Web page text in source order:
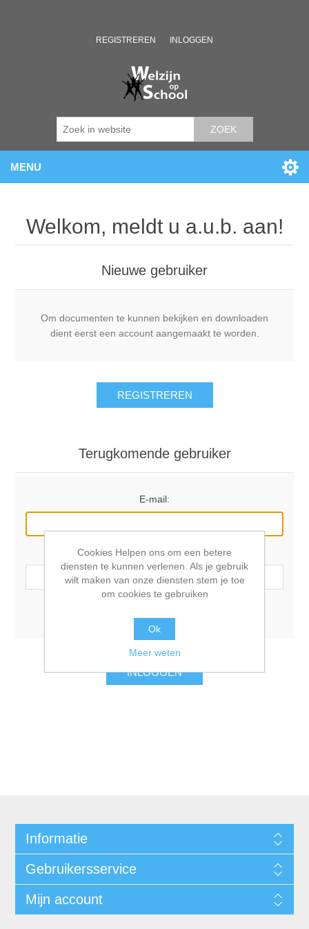
REGISTREREN INLOGGEN
ZOEK
MENU
Welkom, meldt u a.u.b. aan!
Nieuwe gebruiker
Om documenten te kunnen bekijken en downloaden
dient eerst een account aangemaakt te worden.
REGISTREREN
Terugkomende gebruiker
E-mail:
Wachtwoord:
INLOGGEN
Informatie
Gebruikersservice
Mijn account
Cookies Helpen ons om een betere
diensten te kunnen verlenen. Als je gebruik
wilt maken van onze diensten stem je toe
om cookies te gebruiken
Ok
Meer weten